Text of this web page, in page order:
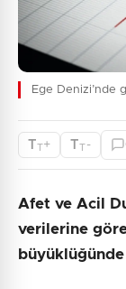
Ege Denizi’nde
TT+ TT -
Afet ve Acil
verilerine